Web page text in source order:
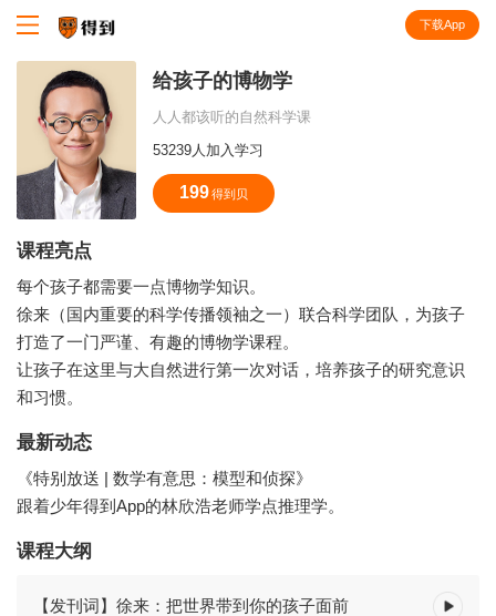
下载App
给孩子的博物学
人人都该听的自然科学课
53239人加入学习
199 得到贝
课程亮点
每个孩子都需要一点博物学知识。
徐来（国内重要的科学传播领袖之一）联合科学团队，为孩子
打造了一门严谨、有趣的博物学课程。
让孩子在这里与大自然进行第一次对话，培养孩子的研究意识
和习惯。
最新动态
《特别放送 | 数学有意思：模型和侦探》
跟着少年得到App的林欣浩老师学点推理学。
课程大纲
【发刊词】徐来：把世界带到你的孩子面前